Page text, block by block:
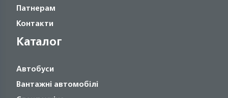
Патнерам
Контакти
Каталог
Автобуси
Вантажні автомобілі